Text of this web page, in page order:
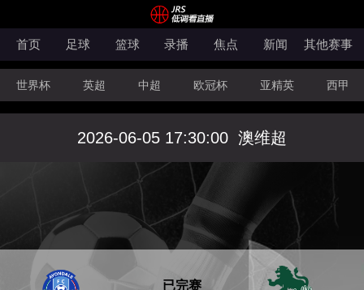
首页 足球 篮球 录播 焦点 新闻 其他赛事
世界杯 英超 中超 欧冠杯 亚精英 西甲
韩K联 法甲 科索沃超 意甲 世亚预 中甲
法罗超 日职联 NBA CBA
2026-06-05 17:30:00 澳维超
已完赛